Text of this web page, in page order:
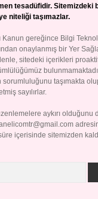
tesadüfidir. Sitemizdeki
niteliği taşımazlar.
Kanun gereğince Bilgi
onaylanmış bir Yer
sitedeki içerikleri
sorumluluğunu taşımakta
sayılırlar.
aykırı olduğunu
içerisinde sitemizden